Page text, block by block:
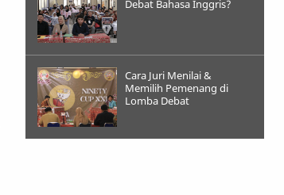
Debat Bahasa Inggris?
Cara Juri Menilai &
Memilih Pemenang di
Lomba Debat